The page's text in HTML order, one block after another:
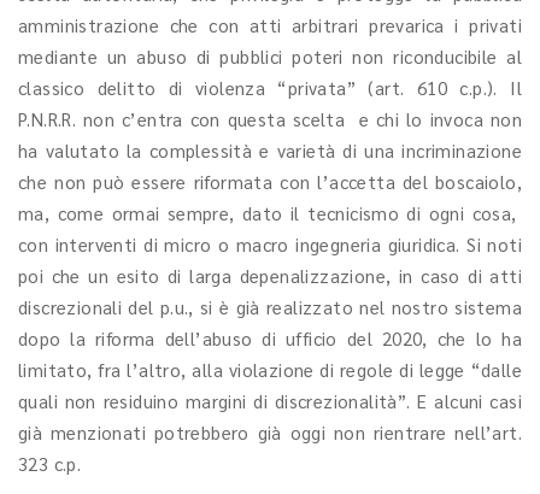
amministrazione che con atti arbitrari prevarica i privati
mediante un abuso di pubblici poteri non riconducibile al
classico delitto di violenza “privata” (art. 610 c.p.). Il
P.N.R.R. non c’entra con questa scelta e chi lo invoca non
ha valutato la complessità e varietà di una incriminazione
che non può essere riformata con l’accetta del boscaiolo,
ma, come ormai sempre, dato il tecnicismo di ogni cosa,
con interventi di micro o macro ingegneria giuridica. Si noti
poi che un esito di larga depenalizzazione, in caso di atti
discrezionali del p.u., si è già realizzato nel nostro sistema
dopo la riforma dell’abuso di ufficio del 2020, che lo ha
limitato, fra l’altro, alla violazione di regole di legge “dalle
quali non residuino margini di discrezionalità”. E alcuni casi
già menzionati potrebbero già oggi non rientrare nell’art.
323 c.p.